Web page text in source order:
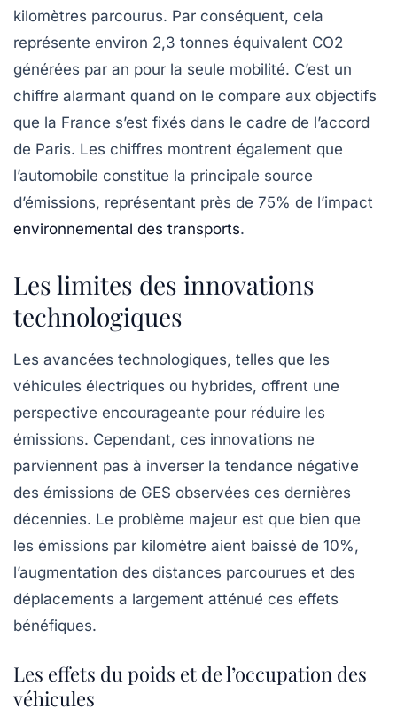
kilomètres parcourus. Par conséquent, cela
représente environ 2,3 tonnes équivalent CO2
générées par an pour la seule mobilité. C’est un
chiffre alarmant quand on le compare aux objectifs
que la France s’est fixés dans le cadre de l’accord
de Paris. Les chiffres montrent également que
l’automobile constitue la principale source
d’émissions, représentant près de 75% de l’impact
environnemental des transports.
Les limites des innovations
technologiques
Les avancées technologiques, telles que les
véhicules électriques ou hybrides, offrent une
perspective encourageante pour réduire les
émissions. Cependant, ces innovations ne
parviennent pas à inverser la tendance négative
des émissions de GES observées ces dernières
décennies. Le problème majeur est que bien que
les émissions par kilomètre aient baissé de 10%,
l’augmentation des distances parcourues et des
déplacements a largement atténué ces effets
bénéfiques.
Les effets du poids et de l’occupation des
véhicules